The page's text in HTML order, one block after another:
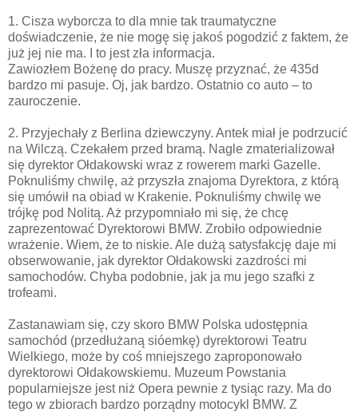
1. Cisza wyborcza to dla mnie tak traumatyczne
doświadczenie, że nie mogę się jakoś pogodzić z faktem, że
już jej nie ma. I to jest zła informacja.
Zawiozłem Bożenę do pracy. Muszę przyznać, że 435d
bardzo mi pasuje. Oj, jak bardzo. Ostatnio co auto – to
zauroczenie.
2. Przyjechały z Berlina dziewczyny. Antek miał je podrzucić
na Wilczą. Czekałem przed bramą. Nagle zmaterializował
się dyrektor Ołdakowski wraz z rowerem marki Gazelle.
Poknuliśmy chwilę, aż przyszła znajoma Dyrektora, z którą
się umówił na obiad w Krakenie. Poknuliśmy chwilę we
trójkę pod Nolitą. Aż przypomniało mi się, że chcę
zaprezentować Dyrektorowi BMW. Zrobiło odpowiednie
wrażenie. Wiem, że to niskie. Ale dużą satysfakcję daje mi
obserwowanie, jak dyrektor Ołdakowski zazdrości mi
samochodów. Chyba podobnie, jak ja mu jego szafki z
trofeami.
Zastanawiam się, czy skoro BMW Polska udostępnia
samochód (przedłużaną sióemkę) dyrektorowi Teatru
Wielkiego, może by coś mniejszego zaproponowało
dyrektorowi Ołdakowskiemu. Muzeum Powstania
popularniejsze jest niż Opera pewnie z tysiąc razy. Ma do
tego w zbiorach bardzo porządny motocykl BMW. Z